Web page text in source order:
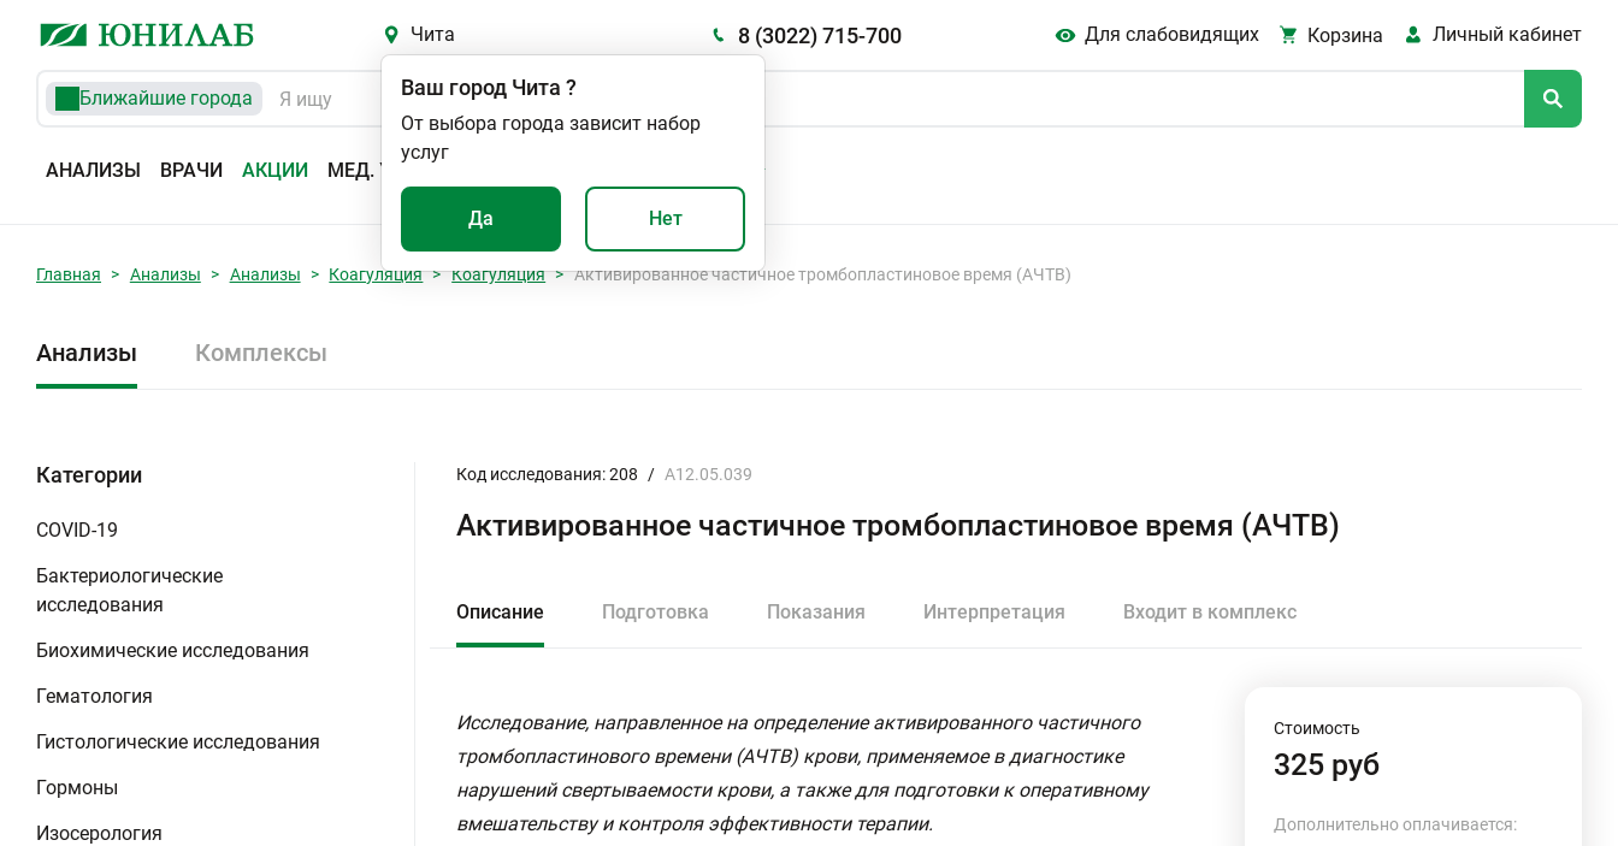
Чита 8 (3022) 715-700 Для слабовидящих Корзина Личный кабинет
Ближайшие города
АНАЛИЗЫ ВРАЧИ АКЦИИ МЕД. УСЛУГИ
Ваш город Чита ?
От выбора города зависит набор
услуг
Да Нет
Главная Анализы Анализы Коагуляция Коагуляция Активированное частичное тромбопластиновое время (АЧТВ)
Анализы Комплексы
Категории
COVID-19
Бактериологические
исследования
Биохимические исследования
Гематология
Гистологические исследования
Гормоны
Изосерология
Код исследования: 208 / A12.05.039
Активированное частичное тромбопластиновое время (АЧТВ)
Описание Подготовка Показания Интерпретация Входит в комплекс
Исследование, направленное на определение активированного частичного
тромбопластинового времени (АЧТВ) крови, применяемое в диагностике
нарушений свертываемости крови, а также для подготовки к оперативному
вмешательству и контроля эффективности терапии.
Стоимость
325 руб
Дополнительно оплачивается: